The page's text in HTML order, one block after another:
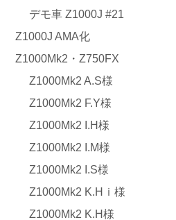
デモ車 Z1000J #21
Z1000J AMA化
Z1000Mk2・Z750FX
Z1000Mk2 A.S様
Z1000Mk2 F.Y様
Z1000Mk2 I.H様
Z1000Mk2 I.M様
Z1000Mk2 I.S様
Z1000Mk2 K.Hｉ様
Z1000Mk2 K.H様